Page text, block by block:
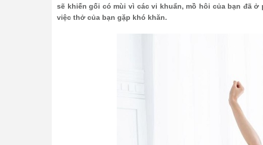
sẽ khiến gối có mùi vì các vi khuẩn, mồ hôi của bạn đã
việc thở của bạn gặp khó khăn.